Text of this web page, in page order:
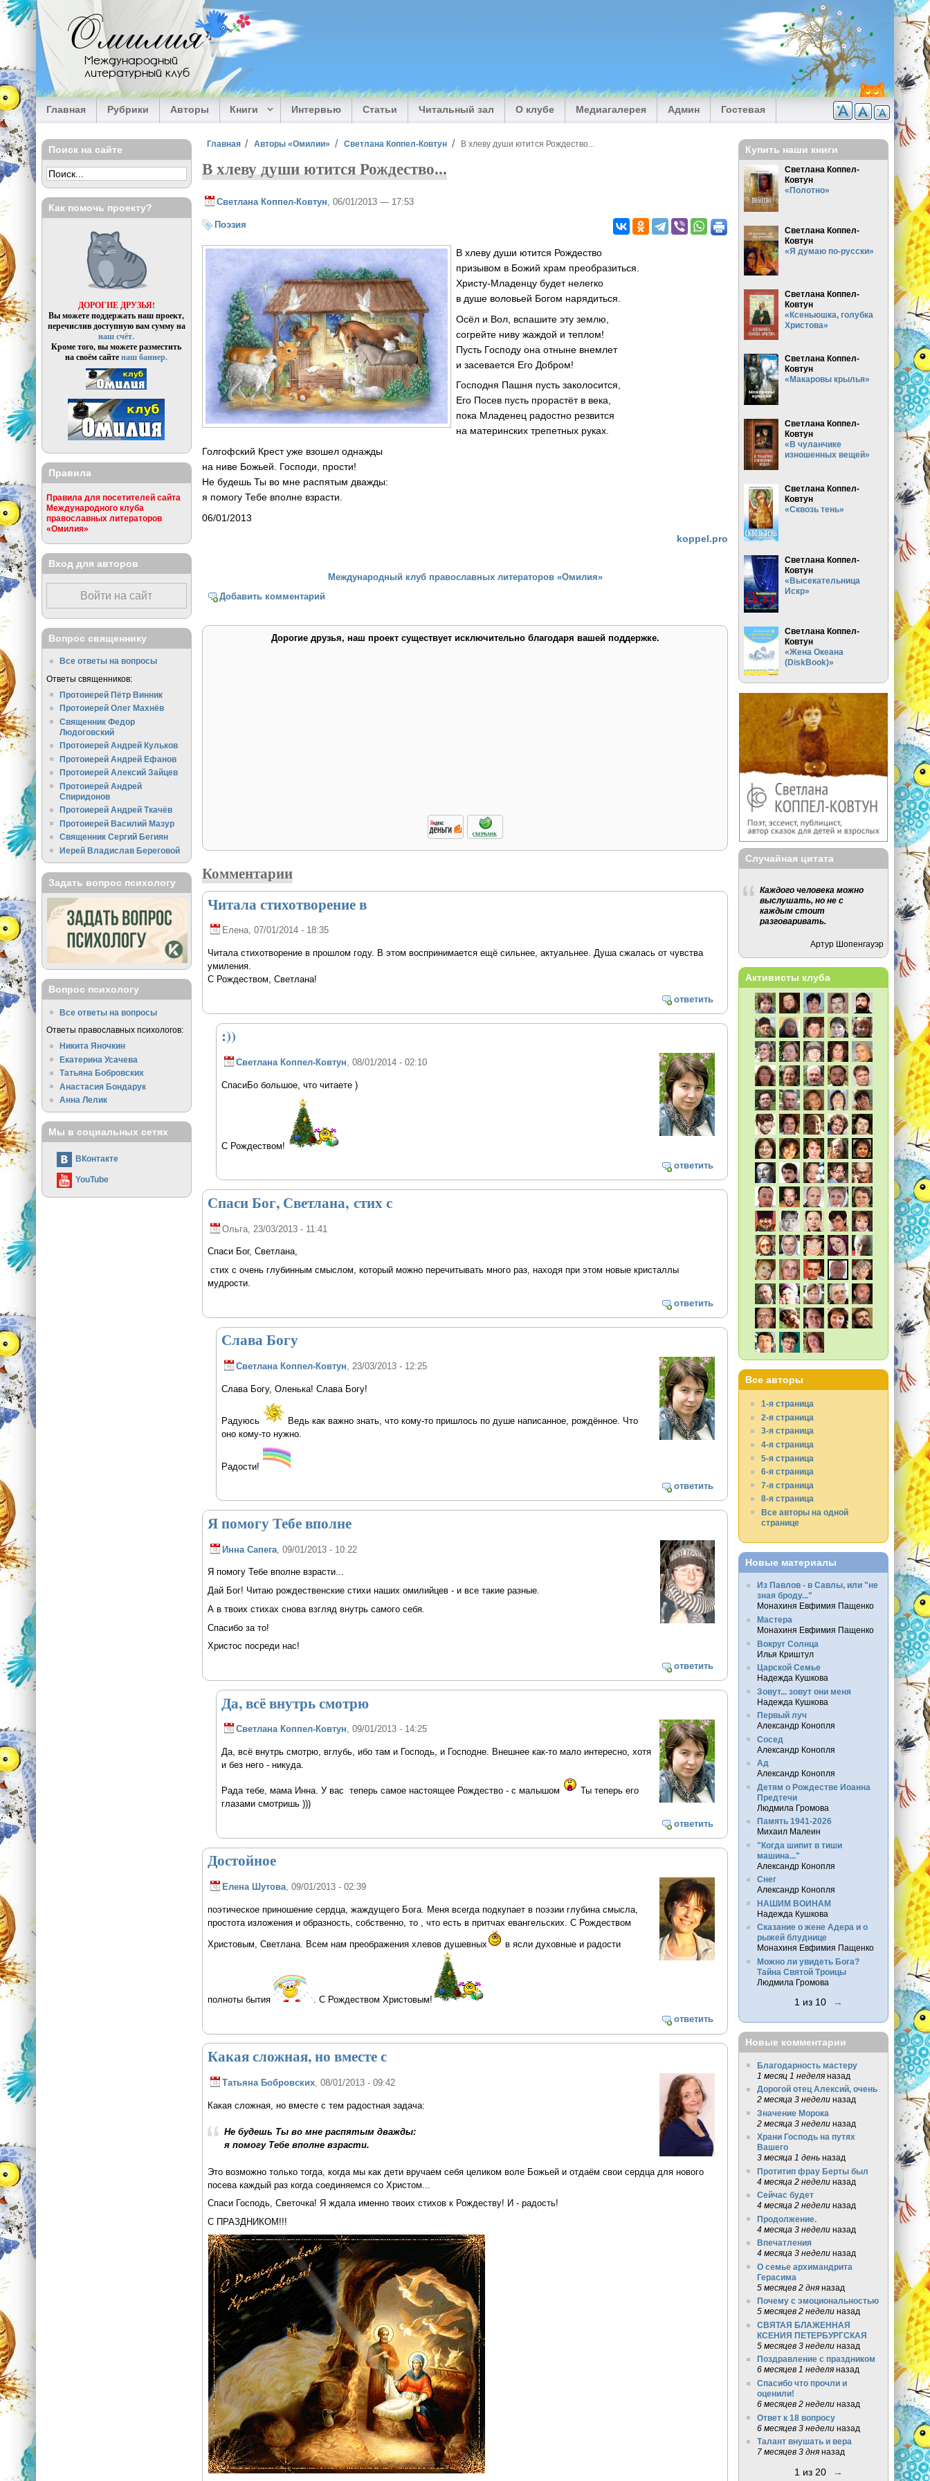
Перейти к основному содержанию
Омилия
Международный
литературный клуб
Главная Рубрики Авторы Книги Интервью Статьи Читальный зал О клубе Медиагалерея Админ Гостевая
Вы здесь
Главная Авторы «Омилии» Светлана Коппел-Ковтун В хлеву души ютится Рождество...
В хлеву души ютится Рождество...
Светлана Коппел-Ковтун , 06/01/2013 — 17:53
Поэзия
В хлеву души ютится Рождество
призывом в Божий храм преобразиться.
Христу-Младенцу будет нелегко
в душе воловьей Богом нарядиться.
Осёл и Вол, вспашите эту землю,
согрейте ниву жаждой и теплом!
Пусть Господу она отныне внемлет
и засевается Его Добром!
Господня Пашня пусть заколосится,
Его Посев пусть прорастёт в века,
пока Младенец радостно резвится
на материнских трепетных руках.
Голгофский Крест уже взошел однажды
на ниве Божьей. Господи, прости!
Не будешь Ты во мне распятым дважды:
я помогу Тебе вполне взрасти.
06/01/2013
koppel.pro
Международный клуб православных литераторов «Омилия»
Добавить комментарий
Дорогие друзья, наш проект существует исключительно благодаря вашей поддержке.
Комментарии
Читала стихотворение в
Елена, 07/01/2014 - 18:35
Читала стихотворение в прошлом году. В этом воспринимается ещё сильнее, актуальнее. Душа сжалась от чувства
умиления.
С Рождеством, Светлана!
ответить
:))
Светлана Коппел-Ковтун, 08/01/2014 - 02:10
СпасиБо большое, что читаете )
С Рождеством!
ответить
Спаси Бог, Светлана, стих с
Ольга, 23/03/2013 - 11:41
Спаси Бог, Светлана,
стих с очень глубинным смыслом, который можно перечитывать много раз, находя при этом новые кристаллы
мудрости.
ответить
Слава Богу
Светлана Коппел-Ковтун, 23/03/2013 - 12:25
Слава Богу, Оленька! Слава Богу!
Радуюсь
Ведь как важно знать, что кому-то пришлось по душе написанное, рождённое. Что
оно кому-то нужно.
Радости!
ответить
Я помогу Тебе вполне
Инна Сапега, 09/01/2013 - 10:22
Я помогу Тебе вполне взрасти...
Дай Бог! Читаю рождественские стихи наших омилийцев - и все такие разные.
А в твоих стихах снова взгляд внутрь самого себя.
Спасибо за то!
Христос посреди нас!
ответить
Да, всё внутрь смотрю
Светлана Коппел-Ковтун, 09/01/2013 - 14:25
Да, всё внутрь смотрю, вглубь, ибо там и Господь, и Господне. Внешнее как-то мало интересно, хотя
и без него - никуда.
Рада тебе, мама Инна. У вас теперь самое настоящее Рождество - с малышом
Ты теперь его
глазами смотришь )))
ответить
Достойное
Елена Шутова, 09/01/2013 - 02:39
поэтическое приношение сердца, жаждущего Бога. Меня всегда подкупает в поэзии глубина смысла,
простота изложения и образность, собственно, то , что есть в притчах евангельских. С Рождеством
Христовым, Светлана. Всем нам преображения хлевов душевных в ясли духовные и радости
полноты бытия
. С Рождеством Христовым!
ответить
Какая сложная, но вместе с
Татьяна Бобровских, 08/01/2013 - 09:42
Какая сложная, но вместе с тем радостная задача:
Не будешь Ты во мне распятым дважды:
я помогу Тебе вполне взрасти.
Это возможно только тогда, когда мы как дети вручаем себя целиком воле Божьей и отдаём свои сердца для нового
посева каждый раз когда соединяемся со Христом...
Спаси Господь, Светочка! Я ждала именно твоих стихов к Рождеству! И - радость!
С ПРАЗДНИКОМ!!!
Поиск на сайте
Как помочь проекту?
ДОРОГИЕ ДРУЗЬЯ!
Вы можете поддержать наш проект,
перечислив доступную вам сумму на
наш счёт.
Кроме того, вы можете разместить
на своём сайтенаш баннер.
Правила
Правила для посетителей сайта
Международного клуба
православных литераторов
«Омилия»
Вход для авторов
Войти на сайт
Вопрос священнику
Все ответы на вопросы
Ответы священников:
Протоиерей Пётр Винник
Протоиерей Олег Махнёв
Священник Федор
Людоговский
Протоиерей Андрей Кульков
Протоиерей Андрей Ефанов
Протоиерей Алексий Зайцев
Протоиерей Андрей
Спиридонов
Протоиерей Андрей Ткачёв
Протоиерей Василий Мазур
Священник Сергий Бегиян
Иерей Владислав Береговой
Задать вопрос психологу
Вопрос психологу
Все ответы на вопросы
Ответы православных психологов:
Никита Яночкин
Екатерина Усачева
Татьяна Бобровских
Анастасия Бондарук
Анна Лелик
Мы в социальных сетях
ВКонтакте
YouTube
Купить наши книги
Светлана Коппел-
Ковтун
«Полотно»
Светлана Коппел-
Ковтун
«Я думаю по-русски»
Светлана Коппел-
Ковтун
«Ксеньюшка, голубка
Христова»
Светлана Коппел-
Ковтун
«Макаровы крылья»
Светлана Коппел-
Ковтун
«В чуланчике
изношенных вещей»
Светлана Коппел-
Ковтун
«Сквозь тень»
Светлана Коппел-
Ковтун
«Высекательница
Искр»
Светлана Коппел-
Ковтун
«Жена Океана
(DiskBook)»
Случайная цитата
Каждого человека можно
выслушать, но не с
каждым стоит
разговаривать.
Артур Шопенгауэр
Активисты клуба
Все авторы
1-я страница
2-я страница
3-я страница
4-я страница
5-я страница
6-я страница
7-я страница
8-я страница
Все авторы на одной
странице
Новые материалы
Из Павлов - в Савлы, или "не
зная броду..."
Монахиня Евфимия Пащенко
Мастера
Монахиня Евфимия Пащенко
Вокруг Солнца
Илья Криштул
Царской Семье
Надежда Кушкова
Зовут... зовут они меня
Надежда Кушкова
Первый луч
Александр Конопля
Сосед
Александр Конопля
Ад
Александр Конопля
Детям о Рождестве Иоанна
Предтечи
Людмила Громова
Память 1941-2026
Михаил Малеин
"Когда шипит в тиши
машина..."
Александр Конопля
Снег
Александр Конопля
НАШИМ ВОИНАМ
Надежда Кушкова
Сказание о жене Адера и о
рыжей блуднице
Монахиня Евфимия Пащенко
Можно ли увидеть Бога?
Тайна Святой Троицы
Людмила Громова
1 из 10 →
Новые комментарии
Благодарность мастеру
1 месяц 1 неделяназад
Дорогой отец Алексий, очень
2 месяца 3 неделиназад
Значение Морока
2 месяца 3 неделиназад
Храни Господь на путях
Вашего
3 месяца 1 деньназад
Протитип фрау Берты был
4 месяца 2 неделиназад
Сейчас будет
4 месяца 2 неделиназад
Продолжение.
4 месяца 3 неделиназад
Впечатления
4 месяца 3 неделиназад
О семье архимандрита
Герасима
5 месяцев 2 дняназад
Почему с эмоциональностью
5 месяцев 2 неделиназад
СВЯТАЯ БЛАЖЕННАЯ
КСЕНИЯ ПЕТЕРБУРГСКАЯ
5 месяцев 3 неделиназад
Поздравление с праздником
6 месяцев 1 неделяназад
Спасибо что прочли и
оценили!
6 месяцев 2 неделиназад
Ответ к 18 вопросу
6 месяцев 3 неделиназад
Талант внушать и вера
7 месяцев 3 дняназад
1 из 20 →